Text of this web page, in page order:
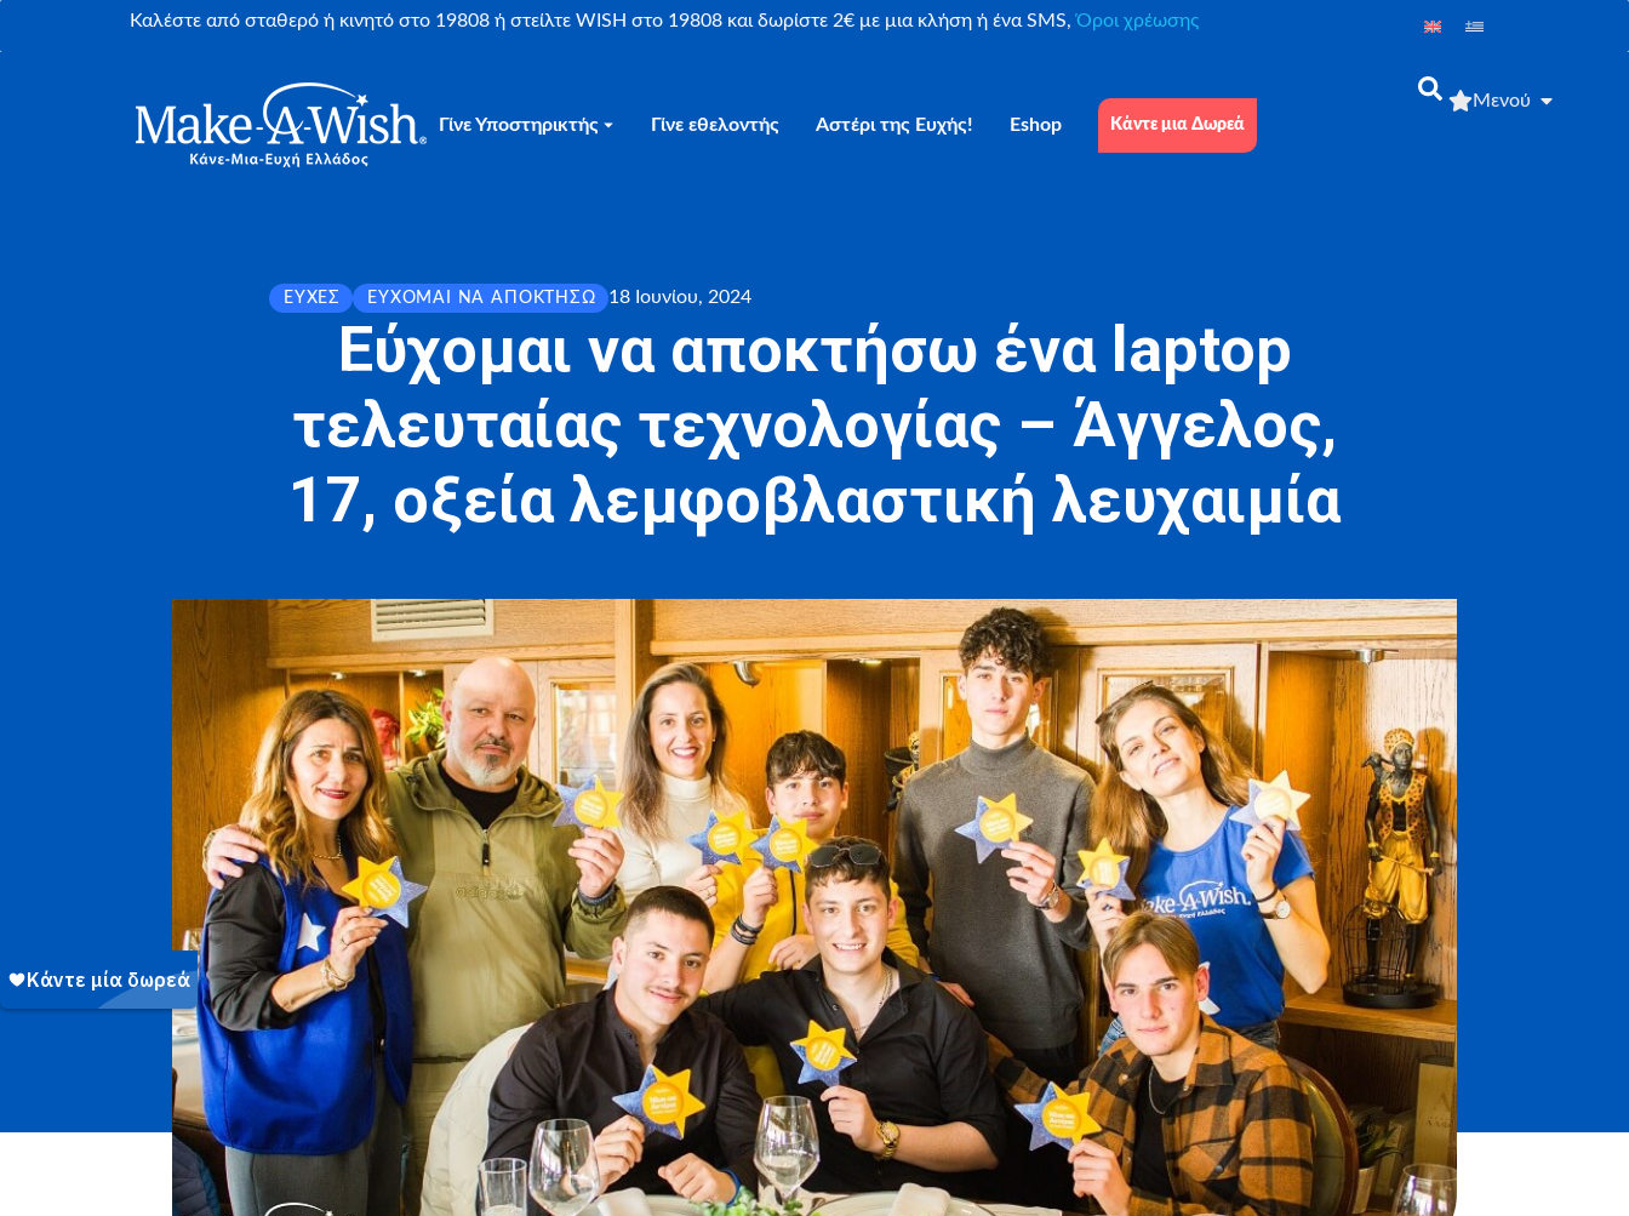
Καλέστε από σταθερό ή κινητό στο 19808 ή στείλτε WISH στο 19808 και δωρίστε 2€ με μια κλήση ή ένα SMS,Όροι χρέωσης
Γίνε Υποστηρικτής Γίνε εθελοντής Αστέρι της Ευχής! Eshop Κάντε μια Δωρεά
Μενού
ΕΥΧΈΣ ΕΎΧΟΜΑΙ ΝΑ ΑΠΟΚΤΉΣΩ 18 Ιουνίου, 2024
Εύχομαι να αποκτήσω ένα laptop
τελευταίας τεχνολογίας – Άγγελος,
17, οξεία λεμφοβλαστική λευχαιμία